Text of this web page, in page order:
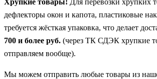
дефлекторы окон и капота, пластиковые
требуется жёсткая упаковка, что делает
700 и более руб. (через ТК СДЭК хрупкие
отправляем вообще).
Мы можем отправить любые товары из